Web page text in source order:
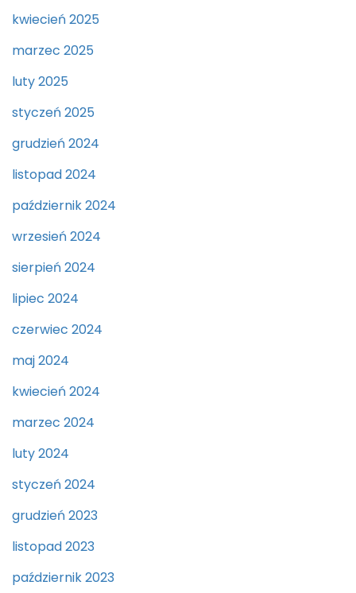
kwiecień 2025
marzec 2025
luty 2025
styczeń 2025
grudzień 2024
listopad 2024
październik 2024
wrzesień 2024
sierpień 2024
lipiec 2024
czerwiec 2024
maj 2024
kwiecień 2024
marzec 2024
luty 2024
styczeń 2024
grudzień 2023
listopad 2023
październik 2023